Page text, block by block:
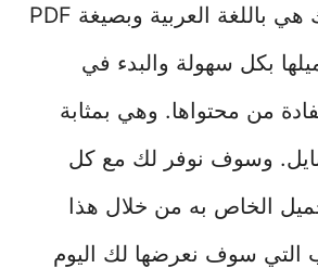
سوف نعرضها لك هي باللغة العربية وبصيغة PDF
بكل سهولة والبدء في
من محتواها. وهي بمثابة
وسوف نوفر لك مع كل
الخاص به من خلال هذا
التي سوف نعرضها لك اليوم